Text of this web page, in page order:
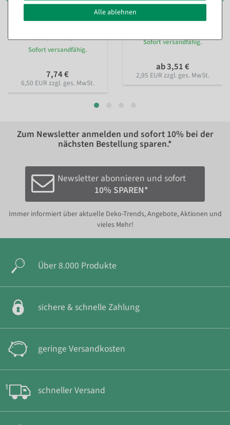
cm x 2,5 m, Farbe: pink
Sofort versandfähig.
7,74 €
6,50 EUR zzgl. ges. MwSt.
Sofort versandfähig.
ab 3,51 €
2,95 EUR zzgl. ges. MwSt.
Zum Newsletter anmelden und sofort 10% bei der
nächsten Bestellung sparen.*
Newsletter abonnieren und sofort
10% SPAREN*
Immer informiert über aktuelle Deko-Trends, Angebote, Aktionen und
vieles Mehr!
Über 8.000 Produkte
sichere & schnelle Zahlung
geringe Versandkosten
schneller Versand
Alle ablehnen